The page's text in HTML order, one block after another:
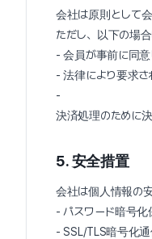
会社は原則として
ただし、以下の場
- 会員が事前に同
- 法律により要求さ
-
決済処理のために
5. 安全措置
会社は個人情報の
- パスワード暗号化
- SSL/TLS暗号化